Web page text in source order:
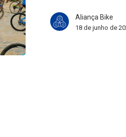
Aliança Bike
18 de junho de